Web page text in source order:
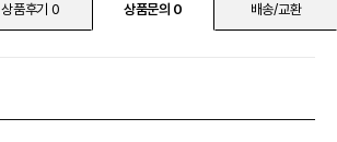
상품후기 0 상품문의 0 배송/교환